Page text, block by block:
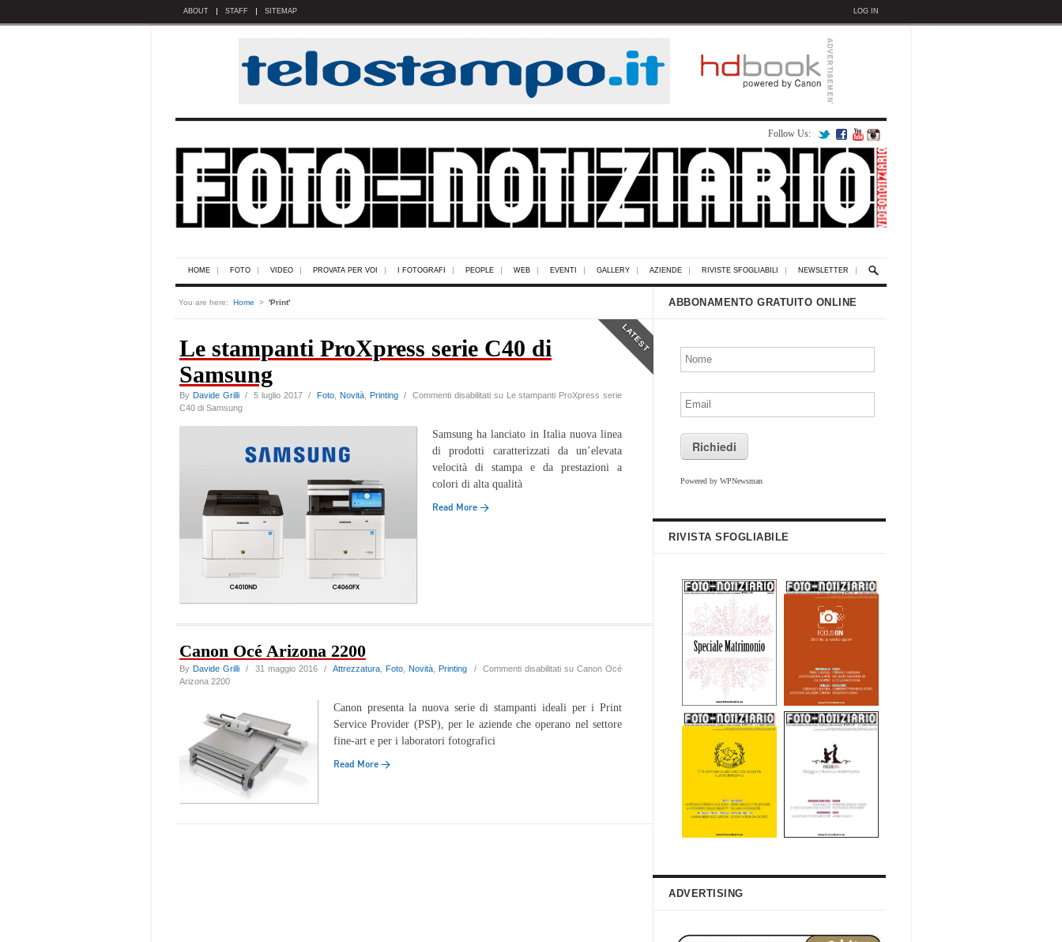
ABOUT STAFF SITEMAP LOG IN
Follow Us:
HOME FOTO VIDEO PROVATA PER VOI I FOTOGRAFI PEOPLE WEB EVENTI GALLERY AZIENDE RIVISTE SFOGLIABILI NEWSLETTER
You are here: Home > 'Print'
LATEST
Le stampanti ProXpress serie C40 di
Samsung
By Davide Grilli/ 5 luglio 2017 /Foto Novità, Printing/Commenti disabilitatisu Le stampanti ProXpress serie
C40 di Samsung
Samsung ha lanciato in Italia nuova linea
di prodotti caratterizzati da un’elevata
velocità di stampa e da prestazioni a
colori di alta qualità
Read More →
Canon Océ Arizona 2200
ByDavide Grilli / 31 maggio 2016 /Attrezzatura ,Foto ,Novità ,Printing / Commenti disabilitatisu Canon Océ
Arizona 2200
Canon presenta la nuova serie di stampanti ideali per i Print
Service Provider (PSP), per le aziende che operano nel settore
fine-art e per i laboratori fotografici
Read More →
ABBONAMENTO GRATUITO ONLINE
Richiedi
Powered by WPNewsman
RIVISTA SFOGLIABILE
ADVERTISING